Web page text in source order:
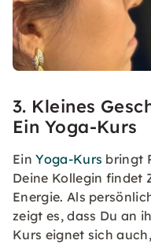
3. Kleines
Ein Yoga-Kurs
EinYoga-Kurs bringt
Deine Kollegin findet
Energie. Als
zeigt es, dass Du an
Kurs eignet sich